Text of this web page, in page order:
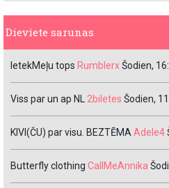
Dieviete sarunas
IetekMeļu tops RumblerxŠodien,
Viss par un ap NL2biletes Šodien,
KIVI(ČU) par visu. BEZTĒMAAdele4
Butterfly clothing CallMeAnnika